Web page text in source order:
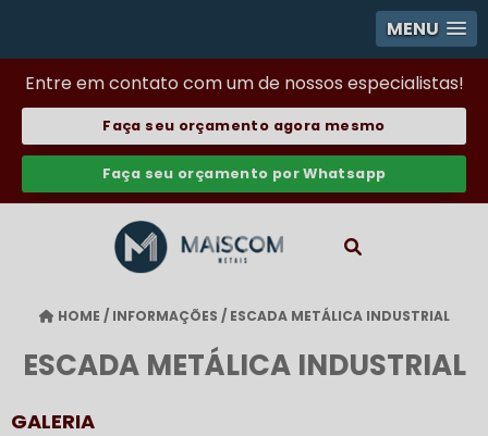
MENU
Entre em contato com um de nossos especialistas!
Faça seu orçamento agora mesmo
Faça seu orçamento por Whatsapp
HOME / INFORMAÇÕES / ESCADA METÁLICA INDUSTRIAL
ESCADA METÁLICA INDUSTRIAL
GALERIA